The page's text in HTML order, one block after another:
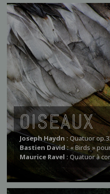
OISEAUX
Joseph Haydn :Quatuor
Bastien David :« Birds »
Maurice Ravel : Quatuor à